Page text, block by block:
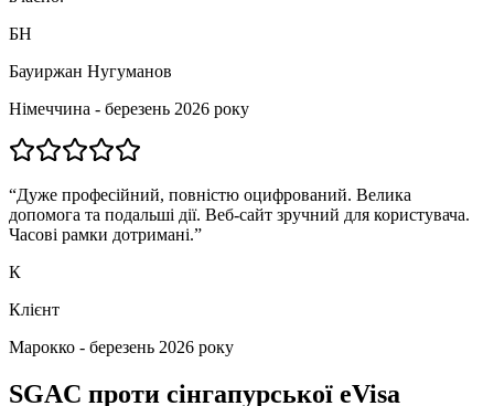
БН
Бауиржан Нугуманов
Німеччина - березень 2026 року
“Дуже професійний, повністю оцифрований. Велика
допомога та подальші дії. Веб-сайт зручний для користувача.
Часові рамки дотримані.”
К
Клієнт
Марокко - березень 2026 року
SGAC проти сінгапурської eVisa